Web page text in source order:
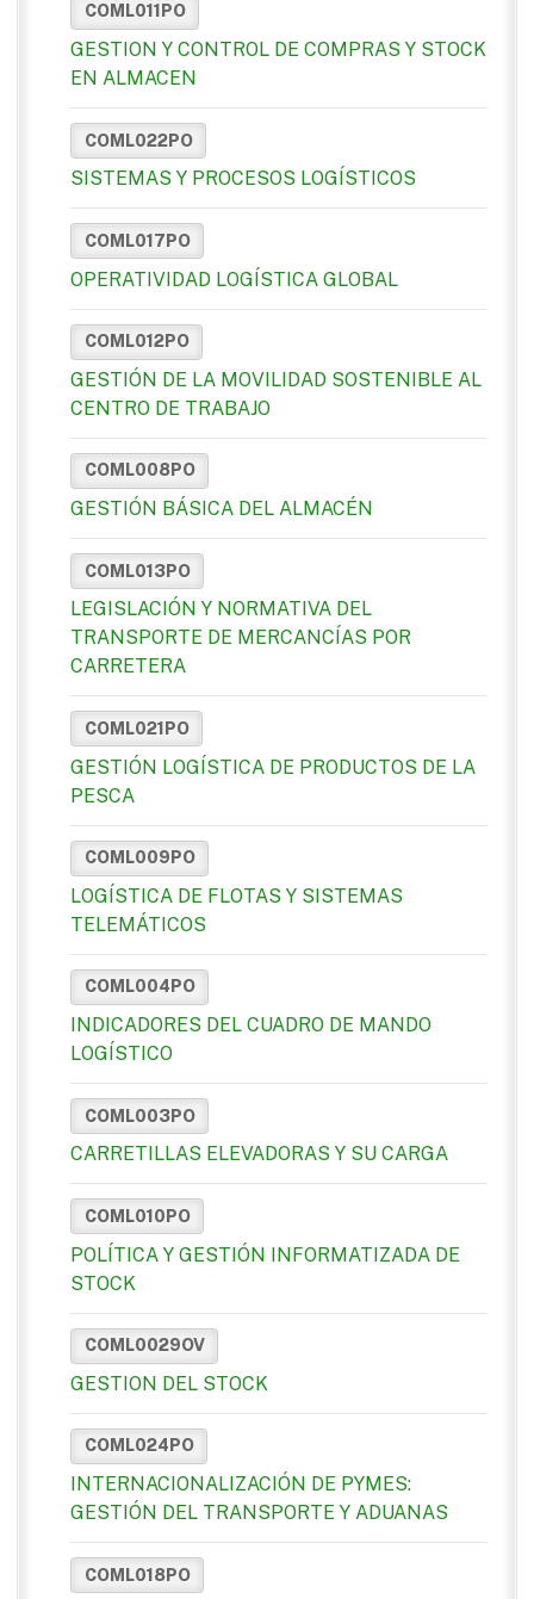
COML011PO
GESTION Y CONTROL DE COMPRAS Y STOCK
EN ALMACEN
COML022PO
SISTEMAS Y PROCESOS LOGÍSTICOS
COML017PO
OPERATIVIDAD LOGÍSTICA GLOBAL
COML012PO
GESTIÓN DE LA MOVILIDAD SOSTENIBLE AL
CENTRO DE TRABAJO
COML008PO
GESTIÓN BÁSICA DEL ALMACÉN
COML013PO
LEGISLACIÓN Y NORMATIVA DEL
TRANSPORTE DE MERCANCÍAS POR
CARRETERA
COML021PO
GESTIÓN LOGÍSTICA DE PRODUCTOS DE LA
PESCA
COML009PO
LOGÍSTICA DE FLOTAS Y SISTEMAS
TELEMÁTICOS
COML004PO
INDICADORES DEL CUADRO DE MANDO
LOGÍSTICO
COML003PO
CARRETILLAS ELEVADORAS Y SU CARGA
COML010PO
POLÍTICA Y GESTIÓN INFORMATIZADA DE
STOCK
COML0029OV
GESTION DEL STOCK
COML024PO
INTERNACIONALIZACIÓN DE PYMES:
GESTIÓN DEL TRANSPORTE Y ADUANAS
COML018PO